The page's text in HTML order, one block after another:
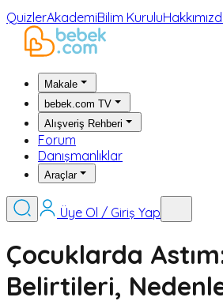
QuizlerAkademiBilim Kurulu
Makale
bebek.com TV
Alışveriş Rehberi
Forum
Danışmanlıklar
Araçlar
Üye Ol / Giriş Yap
Çocuklarda
Belirtileri,